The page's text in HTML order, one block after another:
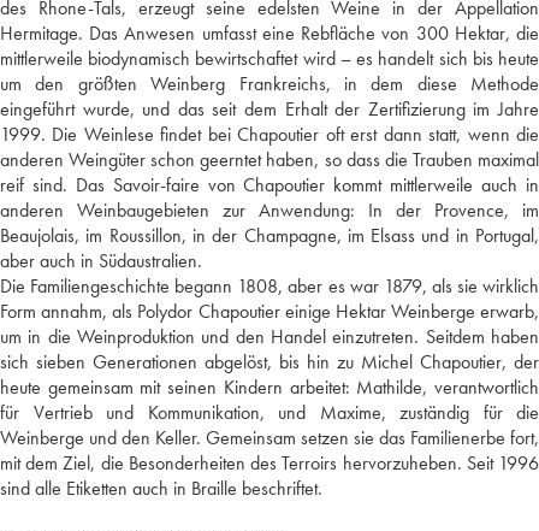
des Rhone-Tals, erzeugt seine edelsten Weine in der Appellation
Hermitage. Das Anwesen umfasst eine Rebfläche von 300 Hektar, die
mittlerweile biodynamisch bewirtschaftet wird – es handelt sich bis heute
um den größten Weinberg Frankreichs, in dem diese Methode
eingeführt wurde, und das seit dem Erhalt der Zertifizierung im Jahre
1999. Die Weinlese findet bei Chapoutier oft erst dann statt, wenn die
anderen Weingüter schon geerntet haben, so dass die Trauben maximal
reif sind. Das Savoir-faire von Chapoutier kommt mittlerweile auch in
anderen Weinbaugebieten zur Anwendung: In der Provence, im
Beaujolais, im Roussillon, in der Champagne, im Elsass und in Portugal,
aber auch in Südaustralien.
Die Familiengeschichte begann 1808, aber es war 1879, als sie wirklich
Form annahm, als Polydor Chapoutier einige Hektar Weinberge erwarb,
um in die Weinproduktion und den Handel einzutreten. Seitdem haben
sich sieben Generationen abgelöst, bis hin zu Michel Chapoutier, der
heute gemeinsam mit seinen Kindern arbeitet: Mathilde, verantwortlich
für Vertrieb und Kommunikation, und Maxime, zuständig für die
Weinberge und den Keller. Gemeinsam setzen sie das Familienerbe fort,
mit dem Ziel, die Besonderheiten des Terroirs hervorzuheben. Seit 1996
sind alle Etiketten auch in Braille beschriftet.